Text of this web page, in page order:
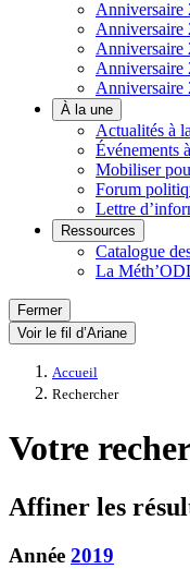
Anniversaire
Anniversaire
Anniversaire
Anniversaire
Anniversaire
À la une
Actualités à
Événements
Mobiliser
Forum
Lettre
Ressources
Catalogue
La
Fermer
Voir le fil d’Ariane
Accueil
Rechercher
Votre
Affiner les
Année 2019